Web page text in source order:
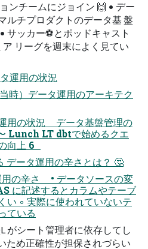
ンチームにジョイン 🙌 • デー
ルチプロダクトのデータ基 盤
サッカー⚽とポッドキャスト
リーグを週末によく見てい
運用の状況
時）データ運用のアーキテク
用の状況 データ基盤管理の
Lunch LT dbtで始めるクエ
向上 6
データ運用の辛さとは？ 🤔
用の辛さ • データソースの変
に記述するとカラムやテーブ
い ◦ 実際に使われていないテ
ている
がシート管理者に依存してし
ため正確性が担保されづらい